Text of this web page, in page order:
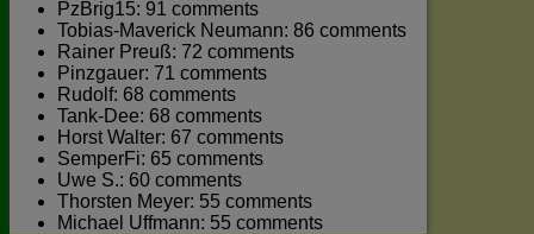
PzBrig15: 91 comments
Tobias-Maverick Neumann: 86 comments
Rainer Preuß: 72 comments
Pinzgauer: 71 comments
Rudolf: 68 comments
Tank-Dee: 68 comments
Horst Walter: 67 comments
SemperFi: 65 comments
Uwe S.: 60 comments
Thorsten Meyer: 55 comments
Michael Uffmann: 55 comments